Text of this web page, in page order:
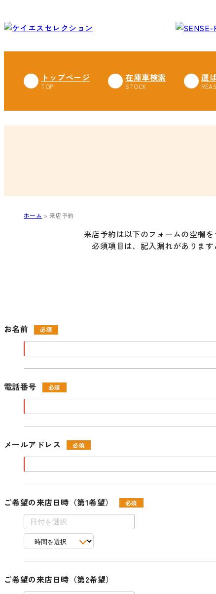
トップページ 在庫車検索 選
ホーム 来店予約
来店予約は以下のフォームの空欄
必須項目は、記入漏れがありま
お名前
電話番号
メールアドレス
ご希望の来店日時（第1希望）
ご希望の来店日時（第2希望）